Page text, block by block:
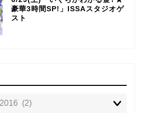
豪華3時間SP!」ISSAスタジオゲ
スト